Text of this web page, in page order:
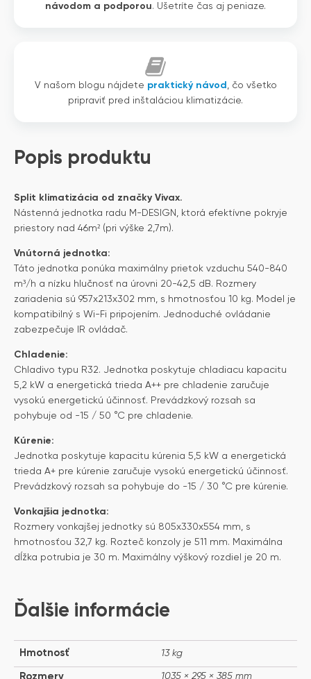
návodom a podporou. Ušetríte čas aj peniaze.
V našom blogu nájdete praktický návod
, čo všetko
pripraviť pred inštaláciou klimatizácie.
Popis produktu
Split klimatizácia od značky Vivax.
Nástenná jednotka radu M-DESIGN, ktorá efektívne pokryje
priestory nad 46m² (pri výške 2,7m).
Vnútorná jednotka:
Táto jednotka ponúka maximálny prietok vzduchu 540-840
m³/h a nízku hlučnosť na úrovni 20-42,5 dB. Rozmery
zariadenia sú 957x213x302 mm, s hmotnosťou 10 kg. Model je
kompatibilný s Wi-Fi pripojením. Jednoduché ovládanie
zabezpečuje IR ovládač.
Chladenie:
Chladivo typu R32. Jednotka poskytuje chladiacu kapacitu
5,2 kW a energetická trieda A++ pre chladenie zaručuje
vysokú energetickú účinnosť. Prevádzkový rozsah sa
pohybuje od -15 / 50 °C pre chladenie.
Kúrenie:
Jednotka poskytuje kapacitu kúrenia 5,5 kW a energetická
trieda A+ pre kúrenie zaručuje vysokú energetickú účinnosť.
Prevádzkový rozsah sa pohybuje do -15 / 30 °C pre kúrenie.
Vonkajšia jednotka:
Rozmery vonkajšej jednotky sú 805x330x554 mm, s
hmotnosťou 32,7 kg. Rozteč konzoly je 511 mm. Maximálna
dĺžka potrubia je 30 m. Maximálny výškový rozdiel je 20 m.
Ďalšie informácie
Hmotnosť 13 kg
Rozmery 1035 × 295 × 385 mm